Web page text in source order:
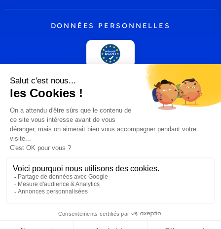
DONNÉES PERSONNELLES
comparateur-box-
internet.fr by
Hoptelecom
Presse